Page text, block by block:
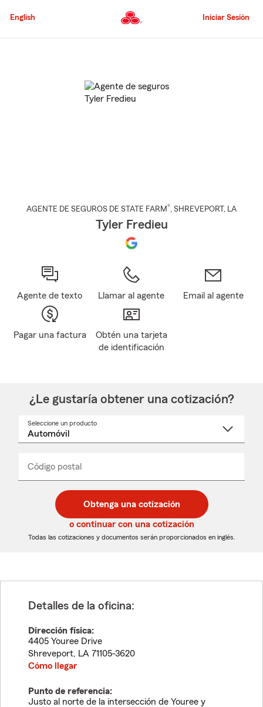
al
principal
English Iniciar Sesión
AGENTE DE SEGUROS DE STATE FARM®, SHREVEPORT , LA
Tyler Fredieu
Agente de texto Llamar al agente Email al agente
Pagar una factura
Obtén una tarjeta
de identificación
¿Le gustaría obtener una cotización?
Seleccione un producto
desplegable
Código postal
de
5
dígitos
de
5
dígitos
_____
Obtenga una cotización
o continuar con una cotización
Todas las cotizaciones y documentos serán proporcionados en inglés.
Detalles de la oficina:
Dirección física:
4405 Youree Drive
Shreveport, LA 71105-3620
Cómo llegar
Punto de referencia:
Justo al norte de la intersección de Youree y